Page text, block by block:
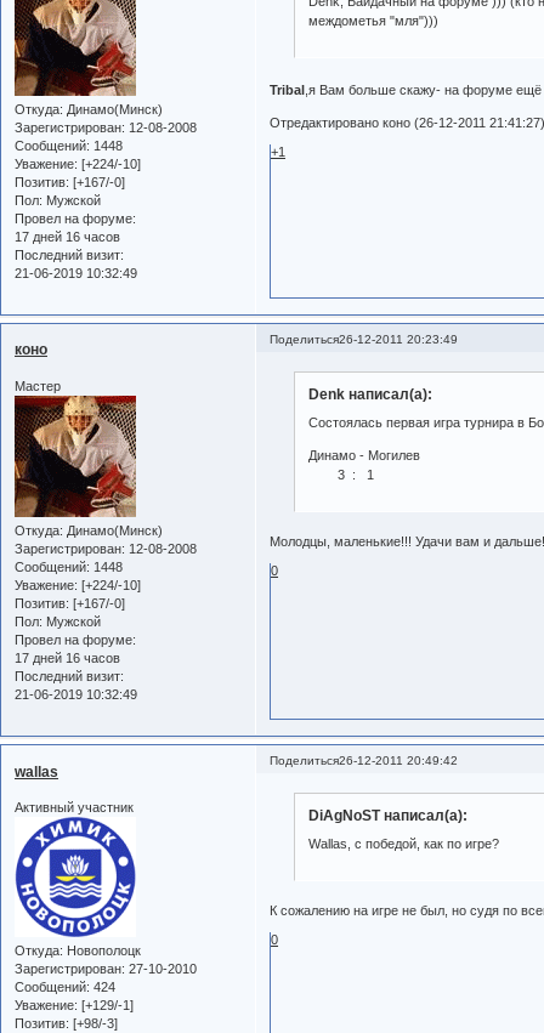
Откуда: Динамо(Минск)
Зарегистрирован: 12-08-2008
Сообщений: 1448
Уважение: [+224/-10]
Позитив: [+167/-0]
Пол: Мужской
Провел на форуме:
17 дней 16 часов
Последний визит:
21-06-2019 10:32:49
междометья "мля")))
Tribal ,я Вам больше скажу- на форуме
Отредактировано коно (26-12-2011
+1
Поделиться26-12-2011 20:23:49
коно
Мастер
Откуда: Динамо(Минск)
Зарегистрирован: 12-08-2008
Сообщений: 1448
Уважение: [+224/-10]
Позитив: [+167/-0]
Пол: Мужской
Провел на форуме:
17 дней 16 часов
Последний визит:
21-06-2019 10:32:49
Denk написал(а):
Состоялась первая игра турнира в
Динамо - Могилев
3 : 1
Молодцы, маленькие!!! Удачи вам и
0
Поделиться26-12-2011 20:49:42
wallas
Активный участник
Откуда: Новополоцк
Зарегистрирован: 27-10-2010
Сообщений: 424
Уважение: [+129/-1]
Позитив: [+98/-3]
DiAgNoST написал(а):
Wallas, с победой, как по игре?
К сожалению на игре не был, но судя по
0